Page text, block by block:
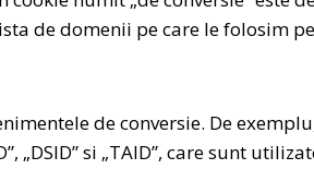
de domenii pe care le folosim
de conversie. De
„DSID” si „TAID”, care sunt